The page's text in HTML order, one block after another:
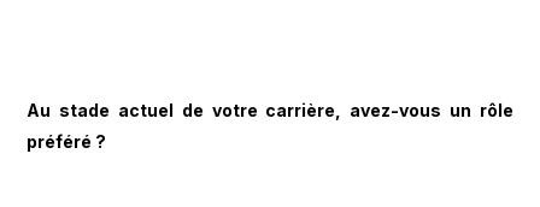
Au stade actuel de votre carrière, avez-vous un rôle
préféré ?